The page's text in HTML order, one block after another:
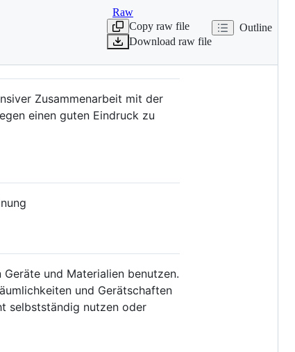
Raw
Copy raw file
Download raw file
Outline
Zusammenarbeit mit der
einen guten Eindruck zu
und Materialien benutzen.
und Gerätschaften
selbstständig nutzen oder